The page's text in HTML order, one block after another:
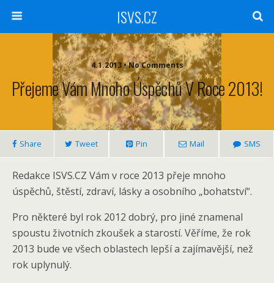
ISVS.CZ
4.1.2013 • No Comments
Přejeme Vám Mnoho Úspěchů V Roce 2013!
Share Tweet Pin Mail SMS
Redakce ISVS.CZ Vám v roce 2013 přeje mnoho
úspěchů, štěstí, zdraví, lásky a osobního „bohatství“.
Pro některé byl rok 2012 dobrý, pro jiné znamenal
spoustu životních zkoušek a starostí. Věříme, že rok
2013 bude ve všech oblastech lepší a zajímavější, než
rok uplynulý.